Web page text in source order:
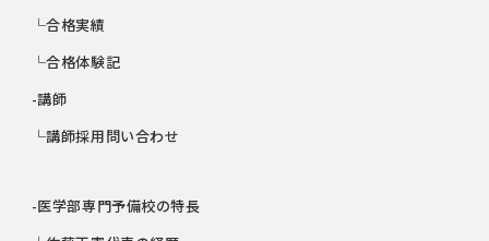
└合格実績
└合格体験記
-講師
└講師採用問い合わせ
-医学部専門予備校の特長